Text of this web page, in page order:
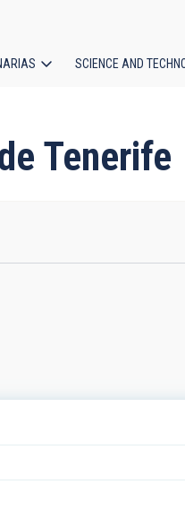
SCIENCE AND
Tenerife